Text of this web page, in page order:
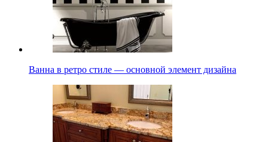
Ванна в ретро стиле — основной элемент дизайна